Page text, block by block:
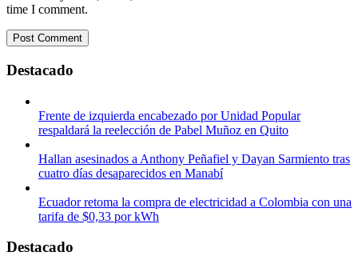
time I comment.
Destacado
Frente de izquierda encabezado por Unidad Popular
respaldará la reelección de Pabel Muñoz en Quito
Hallan asesinados a Anthony Peñafiel y Dayan Sarmiento tras
cuatro días desaparecidos en Manabí
Ecuador retoma la compra de electricidad a Colombia con una
tarifa de $0,33 por kWh
Destacado